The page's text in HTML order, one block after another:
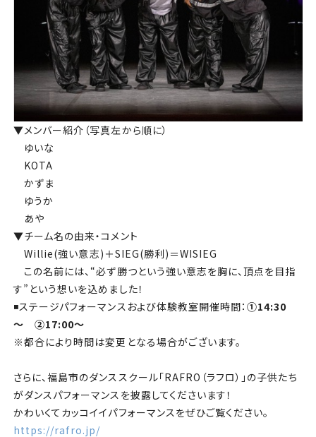
▼メンバー紹介（写真左から順に）
ゆいな
KOTA
かずま
ゆうか
あや
▼チーム名の由来・コメント
Willie(強い意志) ＋SIEG(勝利) ＝WISIEG
この名前には、 “必ず勝つという強い意志を胸に、頂点を目指
す” という想いを込めました！
◾️ステージパフォーマンスおよび体験教室開催時間：①14:30
～ ②17:00～
※都合により時間は変更となる場合がございます。
さらに、福島市のダンススクール「RAFRO （ラフロ）」の子供たち
がダンスパフォーマンスを披露してくださいます！
かわいくてカッコイイパフォーマンスをぜひご覧ください。
https://rafro.jp/